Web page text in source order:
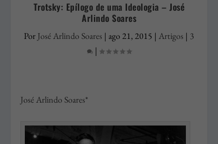
Trotsky: Epílogo de uma Ideologia – José
Arlindo Soares
Por José Arlindo Soares | ago 21, 2015 | Artigos | 3
|
José Arlindo Soares*